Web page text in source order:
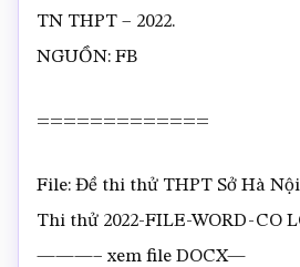
TN THPT – 2022.
NGUỒN: FB
=============
File: Đề thi thử THPT Sở Hà Nội
Thi thử 2022-FILE-WORD-CO
———– xem file DOCX—